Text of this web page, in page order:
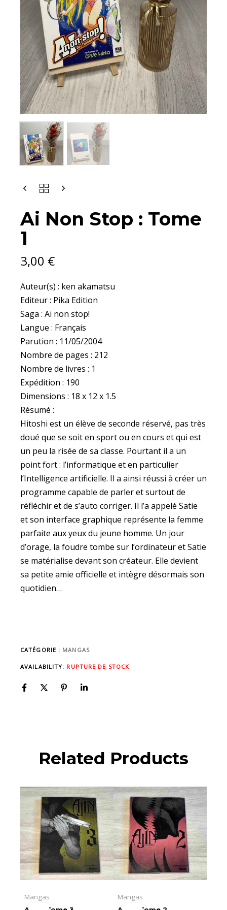
Ai Non Stop : Tome
1
3,00 €
Auteur(s) : ken akamatsu
Editeur : Pika Edition
Saga : Ai non stop!
Langue : Français
Parution : 11/05/2004
Nombre de pages : 212
Nombre de livres : 1
Expédition : 190
Dimensions : 18 x 12 x 1.5
Résumé :
Hitoshi est un élève de seconde réservé, pas très
doué que se soit en sport ou en cours et qui est
un peu la risée de sa classe. Pourtant il a un
point fort : l’informatique et en particulier
l’Intelligence artificielle. Il a ainsi réussi à créer un
programme capable de parler et surtout de
réfléchir et de s’auto corriger. Il l’a appelé Satie
et son interface graphique représente la femme
parfaite aux yeux du jeune homme. Un jour
d’orage, la foudre tombe sur l’ordinateur et Satie
se matérialise devant son créateur. Elle devient
sa petite amie officielle et intègre désormais son
quotidien…
CATÉGORIE : MANGAS
AVAILABILITY: RUPTURE DE STOCK
Related Products
Mangas Mangas